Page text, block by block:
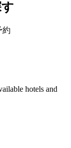
約
hotels and